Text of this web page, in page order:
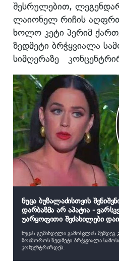
შესრულებით,
ლაიონელ რიჩის
ხოლო კეტი პერიმ
ზედმეტი ბრჭყვიალა
სიმღერაზე
ნუცა ბუზალაძისთვის
დარბაზმა არ აპატია -
უარყოფითი შეძახილები
ნუცას გუშინდელი გამოსვლის შემდეგ
მოიშოროს ზედმეტი ბრჭყვიალა
კონცენტრირდეს.